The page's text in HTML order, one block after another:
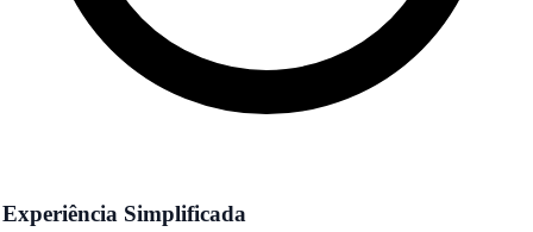
Experiência Simplificada